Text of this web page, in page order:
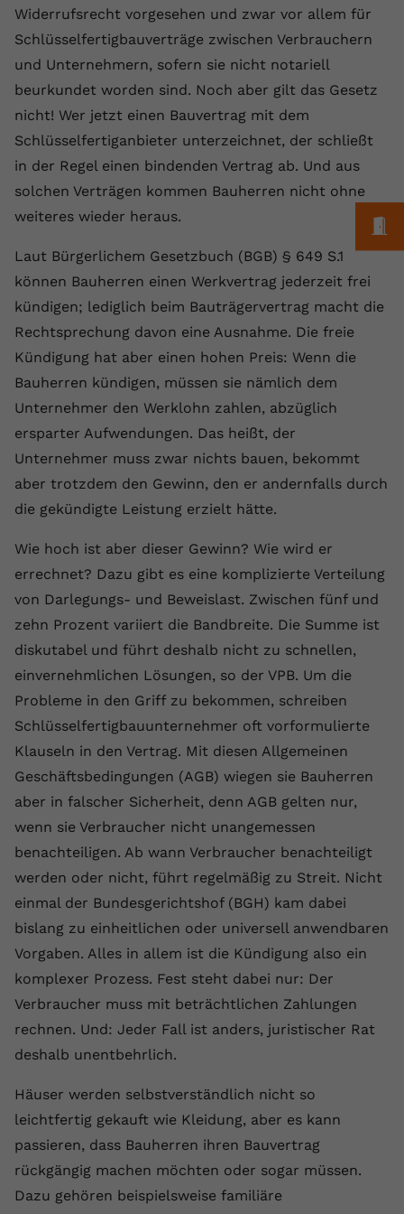
Widerrufsrecht vorgesehen und zwar vor allem für
Schlüsselfertigbauverträge zwischen Verbrauchern
und Unternehmern, sofern sie nicht notariell
beurkundet worden sind. Noch aber gilt das Gesetz
nicht! Wer jetzt einen Bauvertrag mit dem
Schlüsselfertiganbieter unterzeichnet, der schließt
in der Regel einen bindenden Vertrag ab. Und aus
solchen Verträgen kommen Bauherren nicht ohne
weiteres wieder heraus.
Laut Bürgerlichem Gesetzbuch (BGB) § 649 S.1
können Bauherren einen Werkvertrag jederzeit frei
kündigen; lediglich beim Bauträgervertrag macht die
Rechtsprechung davon eine Ausnahme. Die freie
Kündigung hat aber einen hohen Preis: Wenn die
Bauherren kündigen, müssen sie nämlich dem
Unternehmer den Werklohn zahlen, abzüglich
ersparter Aufwendungen. Das heißt, der
Unternehmer muss zwar nichts bauen, bekommt
aber trotzdem den Gewinn, den er andernfalls durch
die gekündigte Leistung erzielt hätte.
Wie hoch ist aber dieser Gewinn? Wie wird er
errechnet? Dazu gibt es eine komplizierte Verteilung
von Darlegungs- und Beweislast. Zwischen fünf und
zehn Prozent variiert die Bandbreite. Die Summe ist
diskutabel und führt deshalb nicht zu schnellen,
einvernehmlichen Lösungen, so der VPB. Um die
Probleme in den Griff zu bekommen, schreiben
Schlüsselfertigbauunternehmer oft vorformulierte
Klauseln in den Vertrag. Mit diesen Allgemeinen
Geschäftsbedingungen (AGB) wiegen sie Bauherren
aber in falscher Sicherheit, denn AGB gelten nur,
wenn sie Verbraucher nicht unangemessen
benachteiligen. Ab wann Verbraucher benachteiligt
werden oder nicht, führt regelmäßig zu Streit. Nicht
einmal der Bundesgerichtshof (BGH) kam dabei
bislang zu einheitlichen oder universell anwendbaren
Vorgaben. Alles in allem ist die Kündigung also ein
komplexer Prozess. Fest steht dabei nur: Der
Verbraucher muss mit beträchtlichen Zahlungen
rechnen. Und: Jeder Fall ist anders, juristischer Rat
deshalb unentbehrlich.
Häuser werden selbstverständlich nicht so
leichtfertig gekauft wie Kleidung, aber es kann
passieren, dass Bauherren ihren Bauvertrag
rückgängig machen möchten oder sogar müssen.
Dazu gehören beispielsweise familiäre
Dieser Wert speichert Ihre Consent-
Einstellungen. Unter anderem eine
zufällig generierte ID, für die
historische Speicherung Ihrer
vorgenommen Einstellungen, falls der
Webseiten-Betreiber dies eingestellt
hat.
Name fe_typo_user
Anbieter VPB.de
Zweck
Dieses Cookie wird verwendet, um die
Speicherung von
Benutzereinstellungen zu ermöglichen.
Zweck
wiederzuerkennen und statistische
Informationen zur Nutzung der
Name
Anbieter Google Ads
Laufzeit 90 Tage
Wird von Google Ads für das
Conversion-Tracking verwendet, um
Werbeklicks der Nutzung auf unserer
Website zuzuordnen.
Cookie-Informationen anzeigen
Externe Inhalte
um Ihnen zusätzliche Informationen anzubieten.
Name vuid
Anbieter vimeo.com
Laufzeit 2 Jahre
Zweck
Vimeo installiert dieses Cookie, um
indem es eine eindeutige ID zum
Einbetten von Videos auf der Website
setzt.
Name CONSENT
Anbieter youtube.com
Laufzeit 2 Jahre
YouTube setzt dieses Cookie über
registriert anonyme statistische Daten.
Name yt-remote-device-id
Anbieter Youtube.com
Laufzeit Session
Zweck
YouTube setzt diesen Cookie, um die
speichern, der eingebettete YouTube-
Videos verwendet.
Name yt.innertube::requests
Anbieter youtube.com
Session
Dieser von YouTube gesetzte Cookie
registriert eine eindeutige ID, um
Videos von YouTube der Nutzer
gesehen hat.
Name yt.innertube::nextId
Anbieter Youtube.com
Laufzeit Session
Dieser von YouTube gesetzte Cookie
Cookie-Informationen anzeigen